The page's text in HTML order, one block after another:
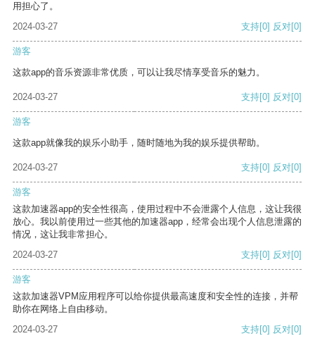
用担心了。
2024-03-27
支持[0] 反对[0]
游客
这款app的音乐资源非常优质，可以让我尽情享受音乐的魅力。
2024-03-27 支持[0] 反对[0]
游客
这款app就像我的娱乐小助手，随时随地为我的娱乐提供帮助。
2024-03-27 支持[0] 反对[0]
游客
这款加速器app的安全性很高，使用过程中不会泄露个人信息，这让我很
放心。我以前使用过一些其他的加速器app，经常会出现个人信息泄露的
情况，这让我非常担心。
2024-03-27
支持[0] 反对[0]
游客
这款加速器VPM应用程序可以给你提供最高速度和安全性的连接，并帮
助你在网络上自由移动。
2024-03-27
支持[0] 反对[0]